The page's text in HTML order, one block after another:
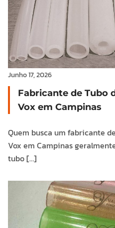
Junho 17, 2026
Fabricante de Tubo
Vox em Campinas
Quem busca um fabricante
Vox em Campinas
tubo […]